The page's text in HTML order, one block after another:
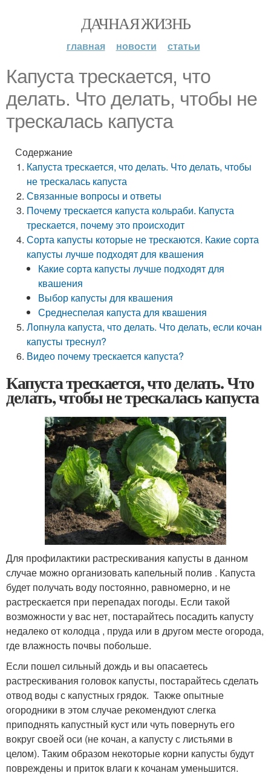
ДАЧНАЯ ЖИЗНЬ
главная новости статьи
Капуста трескается, что
делать. Что делать, чтобы не
трескалась капуста
Содержание
Капуста трескается, что делать. Что делать, чтобы
не трескалась капуста
Связанные вопросы и ответы
Почему трескается капуста кольраби. Капуста
трескается, почему это происходит
Сорта капусты которые не трескаются. Какие сорта
капусты лучше подходят для квашения
Какие сорта капусты лучше подходят для
квашения
Выбор капусты для квашения
Среднеспелая капуста для квашения
Лопнула капуста, что делать. Что делать, если кочан
капусты треснул?
Видео почему трескается капуста?
Капуста трескается, что делать. Что
делать, чтобы не трескалась капуста
Для профилактики растрескивания капусты в данном
случае можно организовать капельный полив . Капуста
будет получать воду постоянно, равномерно, и не
растрескается при перепадах погоды. Если такой
возможности у вас нет, постарайтесь посадить капусту
недалеко от колодца , пруда или в другом месте огорода,
где влажность почвы побольше.
Если пошел сильный дождь и вы опасаетесь
растрескивания головок капусты, постарайтесь сделать
отвод воды с капустных грядок. Также опытные
огородники в этом случае рекомендуют слегка
приподнять капустный куст или чуть повернуть его
вокруг своей оси (не кочан, а капусту с листьями в
целом). Таким образом некоторые корни капусты будут
повреждены и приток влаги к кочанам уменьшится.